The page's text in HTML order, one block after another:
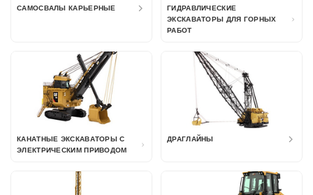
САМОСВАЛЫ КАРЬЕРНЫЕ
ГИДРАВЛИЧЕСКИЕ
ЭКСКАВАТОРЫ ДЛЯ ГОРНЫХ
РАБОТ
КАНАТНЫЕ ЭКСКАВАТОРЫ С
ЭЛЕКТРИЧЕСКИМ ПРИВОДОМ
ДРАГЛАЙНЫ